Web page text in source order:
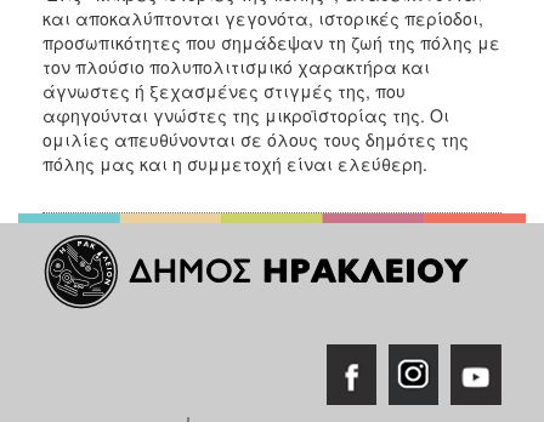
και αποκαλύπτονται γεγονότα, ιστορικές περίοδοι,
προσωπικότητες που σημάδεψαν τη ζωή της πόλης με
τον πλούσιο πολυπολιτισμικό χαρακτήρα και
άγνωστες ή ξεχασμένες στιγμές της, που
αφηγούνται γνώστες της μικροϊστορίας της. Οι
ομιλίες απευθύνονται σε όλους τους δημότες της
πόλης μας και η συμμετοχή είναι ελεύθερη.